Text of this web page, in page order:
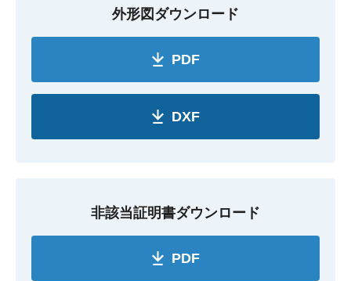
外形図ダウンロード
PDF
DXF
非該当証明書ダウンロード
PDF